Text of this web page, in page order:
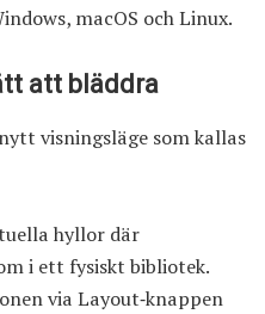
macOS och Linux.
att bläddra
visningsläge som kallas
hyllor där
i ett fysiskt bibliotek.
via Layout‑knappen